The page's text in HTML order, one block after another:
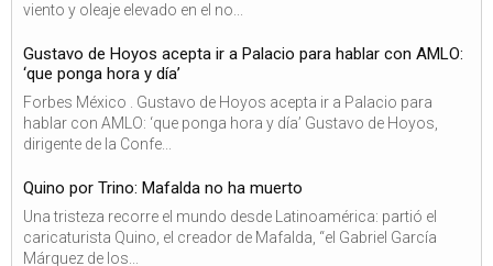
viento y oleaje elevado en el no...
Gustavo de Hoyos acepta ir a Palacio para hablar con AMLO:
‘que ponga hora y día’
Forbes México . Gustavo de Hoyos acepta ir a Palacio para
hablar con AMLO: ‘que ponga hora y día’ Gustavo de Hoyos,
dirigente de la Confe...
Quino por Trino: Mafalda no ha muerto
Una tristeza recorre el mundo desde Latinoamérica: partió el
caricaturista Quino, el creador de Mafalda, “el Gabriel García
Márquez de los...